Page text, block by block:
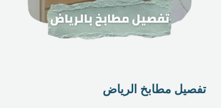
تفصيل مطابخ الرياض